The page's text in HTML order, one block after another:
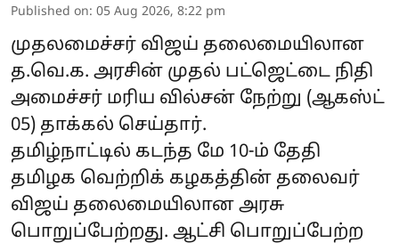
Published on: 05 Aug 2026, 8:22 pm
முதலமைச்சர் விஜய் தலைமையிலான
த.வெ.க. அரசின் முதல் பட்ஜெட்டை நிதி
அமைச்சர் மரிய வில்சன் நேற்று (ஆகஸ்ட்
05) தாக்கல் செய்தார்.
தமிழ்நாட்டில் கடந்த மே 10-ம் தேதி
தமிழக வெற்றிக் கழகத்தின் தலைவர்
விஜய் தலைமையிலான அரசு
பொறுப்பேற்றது. ஆட்சி பொறுப்பேற்ற